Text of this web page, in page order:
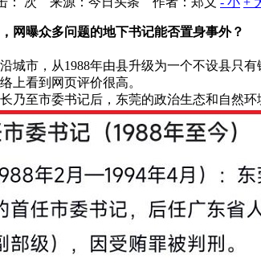
网曝众多问题的地下书记能否置身事外？
城市，从1988年由县升级为一个不设县只
上看到网页评价很高。
乃至市委书记后，东莞的政治生态和自然环